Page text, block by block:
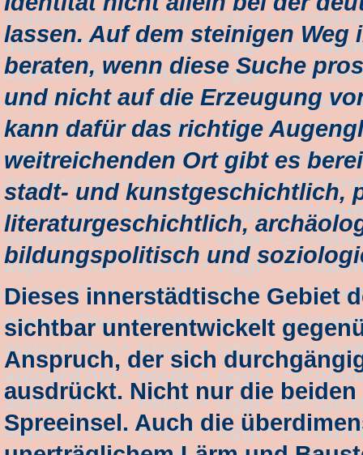
lassen. Auf dem steinigen
beraten, wenn diese Suche
und nicht auf die Erzeugung
kann dafür das richtige
weitreichenden Ort gibt es
stadt- und kunstgeschichtlich,
literaturgeschichtlich,
bildungspolitisch und
Dieses innerstädtische Gebiet
sichtbar unterentwickelt
Anspruch, der sich
ausdrückt. Nicht nur die
Spreeinsel. Auch die